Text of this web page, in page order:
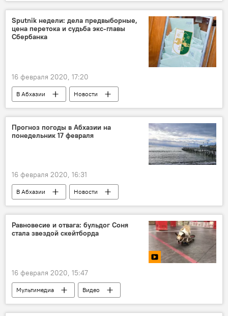
Sputnik недели: дела предвыборные,
цена перетока и судьба экс-главы
Сбербанка
16 февраля 2020, 17:20
В Абхазии Новости
Прогноз погоды в Абхазии на
понедельник 17 февраля
16 февраля 2020, 16:31
В Абхазии Новости
Равновесие и отвага: бульдог Соня
стала звездой скейтборда
16 февраля 2020, 15:47
Мультимедиа Видео